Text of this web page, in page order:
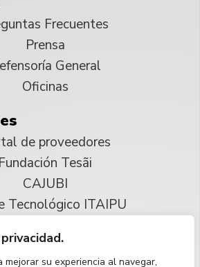
mejorar su experiencia al navegar,
Frecuentes
Prensa
General
Oficinas
de proveedores
Fundación Tesãi
CAJUBI
Tecnológico ITAIPU